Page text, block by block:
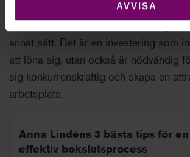
AVVISA
Vinsten och hävstången kommer när du
automatisera, effektivisera eller
annat sätt. Det är en investering som
att löna sig, utan också är nödvändig
sig konkurrenskraftig och skapa en
arbetsplats.
Anna Lindéns 3 bästa tips för
effektiv bokslutsprocess